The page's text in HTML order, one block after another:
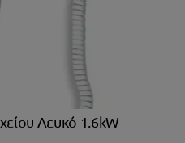
Λευκό 1.6kW